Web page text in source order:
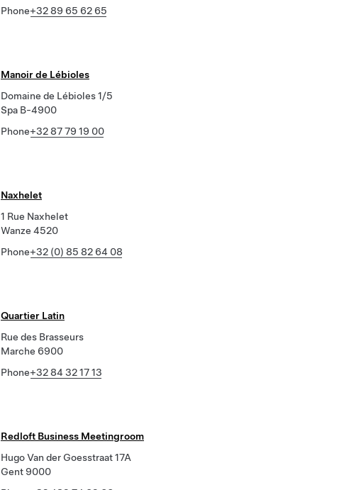
Phone+32 89 65 62 65
Manoir de Lébioles
Domaine de Lébioles 1/5
Spa B-4900
Phone+32 87 79 19 00
Naxhelet
1 Rue Naxhelet
Wanze 4520
Phone+32 (0) 85 82 64 08
Quartier Latin
Rue des Brasseurs
Marche 6900
Phone+32 84 32 17 13
Redloft Business Meetingroom
Hugo Van der Goesstraat 17A
Gent 9000